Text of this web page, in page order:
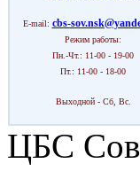
E-mail: cbs-
Режим работы:
Пн.-Чт.: 11-00 - 19-00
Пт.: 11-00 - 18-00
Выходной - Сб, Вс.
ЦБС